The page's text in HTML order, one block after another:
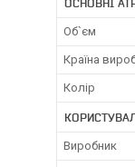
Об`єм
Країна
Колір
Виробник